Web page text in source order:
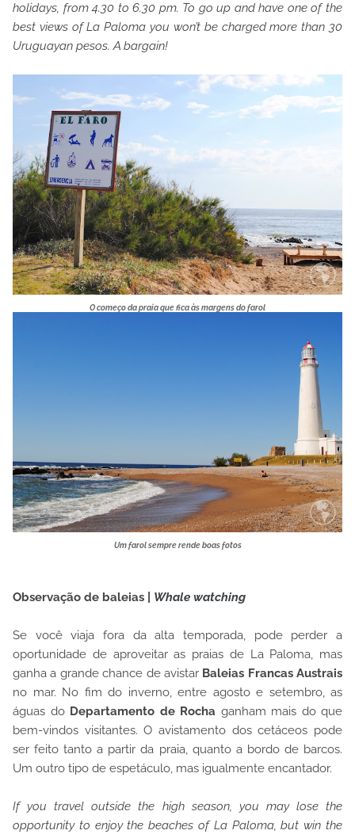
holidays, from 4.30 to 6.30 pm. To go up and have one of the
best views of La Paloma you won’t be charged more than 30
Uruguayan pesos. A bargain!
O começo da praia que fica às margens do farol
Um farol sempre rende boas fotos
Observação de baleias Whale watching
Se você viaja fora da alta temporada, pode perder a
oportunidade de aproveitar as praias de La Paloma, mas
ganha a grande chance de avistar Baleias Francas Austrais
no mar. No fim do inverno, entre agosto e setembro, as
águas do Departamento de Rocha ganham mais do que
bem-vindos visitantes. O avistamento dos cetáceos pode
ser feito tanto a partir da praia, quanto a bordo de barcos.
Um outro tipo de espetáculo, mas igualmente encantador.
If you travel outside the high season, you may lose the
opportunity to enjoy the beaches of La Paloma, but win the